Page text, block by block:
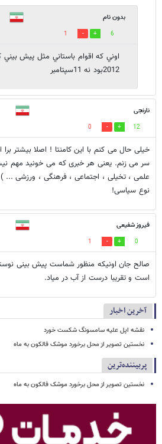
بدون نام
6
1
2012بود نه 11سپتامبر
نارنجی
12
0
خیلی حال می کنم با این کامنتا ! اصلا بیشتر برا
سر می زنم. یعنی هر خبری که می خونید مهم
علمی ، تخیلی ، اجتماعی ، فرهنگی ، ورزشی ... )
نوع سیاسی!
فیروز شفیعی
0
1
صالح جان اونیکه منظور شماست پیش بینی
است و تقریبا درست از آب در میاد.
آخرین اخبار
نقشه اپل علیه سامسونگ شکست خورد
نخستین تصویر از محل برخورد موشک فالکون به ماه
پربیننده‌ترین
نخستین تصویر از محل برخورد موشک فالکون به ماه